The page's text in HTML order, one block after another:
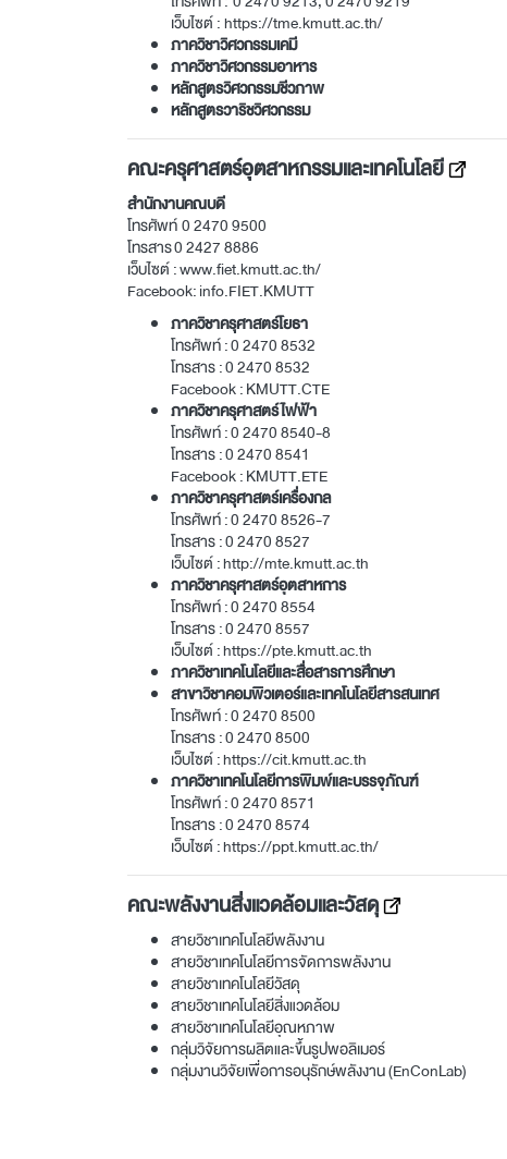
เว็บไซต์ :https://tme.kmutt.ac.th/
ภาควิชาวิศวกรรมเคมี
ภาควิชาวิศวกรรมอาหาร
หลักสูตรวิศวกรรมชีวภาพ
หลักสูตรวาริชวิศวกรรม
คณะครุศาสตร์อุตสาหกรรมและเทคโนโลยี
สำนักงานคณบดี
โทรศัพท์0 2470 9500
โทรสาร0 2427 8886
เว็บไซต์ :www.fiet.kmutt.ac.th/
Facebook:info.FIET.KMUTT
ภาควิชาครุศาสตร์โยธา
โทรศัพท์ :0 2470 8532
โทรสาร :0 2470 8532
Facebook :KMUTT.CTE
ภาควิชาครุศาสตร์ไฟฟ้า
โทรศัพท์ :0 2470 8540-8
โทรสาร :0 2470 8541
Facebook :KMUTT.ETE
ภาควิชาครุศาสตร์เครื่องกล
โทรศัพท์ :0 2470 8526-7
โทรสาร :0 2470 8527
เว็บไซต์ :http://mte.kmutt.ac.th
ภาควิชาครุศาสตร์อุตสาหการ
โทรศัพท์ :0 2470 8554
โทรสาร :0 2470 8557
เว็บไซต์ :https://pte.kmutt.ac.th
ภาควิชาเทคโนโลยีและสื่อสารการศึกษา
สาขาวิชาคอมพิวเตอร์และเทคโนโลยีสารสนเทศ
โทรศัพท์ :0 2470 8500
โทรสาร :0 2470 8500
เว็บไซต์ :https://cit.kmutt.ac.th
ภาควิชาเทคโนโลยีการพิมพ์และบรรจุภัณฑ์
โทรศัพท์ :0 2470 8571
โทรสาร :0 2470 8574
เว็บไซต์ :https://ppt.kmutt.ac.th/
คณะพลังงานสิ่งแวดล้อมและวัสดุ
สายวิชาเทคโนโลยีพลังงาน
สายวิชาเทคโนโลยีการจัดการพลังงาน
สายวิชาเทคโนโลยีวัสดุ
สายวิชาเทคโนโลยีสิ่งแวดล้อม
สายวิชาเทคโนโลยีอุณหภาพ
กลุ่มวิจัยการผลิตและขึ้นรูปพอลิเมอร์
กลุ่มงานวิจัยเพื่อการอนุรักษ์พลังงาน (EnConLab)